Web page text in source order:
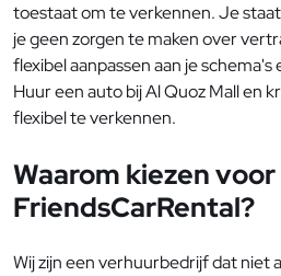
toestaat om te verkennen. Je
je geen zorgen te maken over
flexibel aanpassen aan je
Huur een auto bij Al Quoz Mall en
flexibel te verkennen.
Waarom kiezen voor
FriendsCarRental?
Wij zijn een verhuurbedrijf dat niet